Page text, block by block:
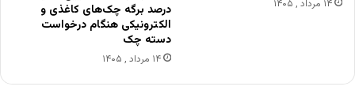
۱۴ مرداد , ۱۴۰۵
درصد برگه چک‌های کاغذی و
الکترونیکی هنگام درخواست
دسته چک
۱۴ مرداد , ۱۴۰۵